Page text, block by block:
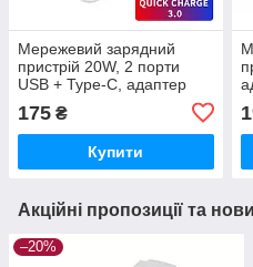
Мережевий зарядний
пристрій 20W, 2 порти
USB + Type-C, адаптер
175 ₴
Купити
Акційні пропозиції та
–20%